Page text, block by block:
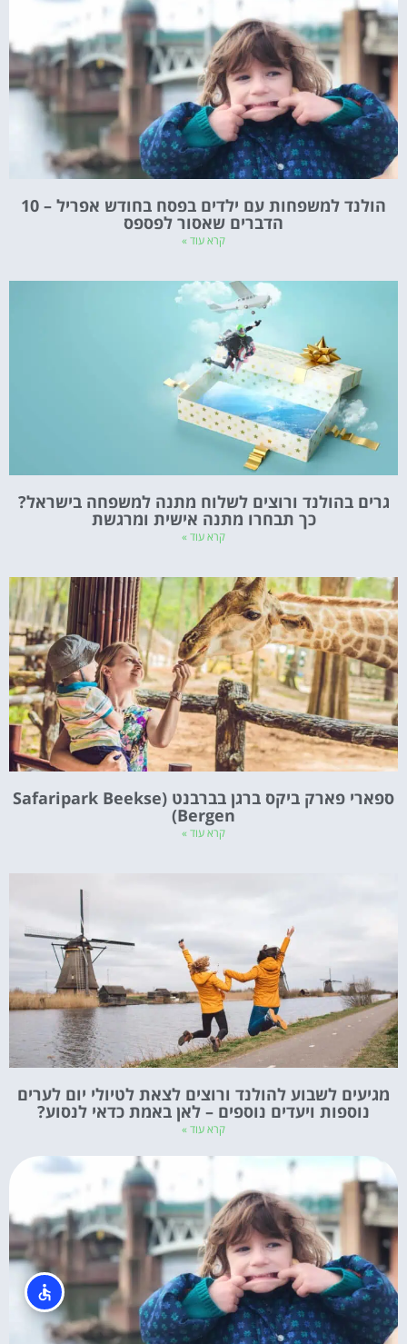
הולנד למשפחות עם ילדים בפסח בחודש אפריל – 10
הדברים שאסור לפספס
קרא עוד »
גרים בהולנד ורוצים לשלוח מתנה למשפחה בישראל?
כך תבחרו מתנה אישית ומרגשת
קרא עוד »
ספארי פארק ביקס ברגן בברבנט (Safaripark Beekse
Bergen)
קרא עוד »
מגיעים לשבוע להולנד ורוצים לצאת לטיולי יום לערים
נוספות ויעדים נוספים – לאן באמת כדאי לנסוע?
קרא עוד »